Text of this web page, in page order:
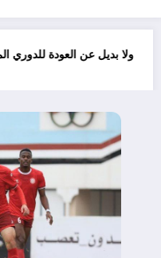
ظروف.. ولا بديل عن العودة